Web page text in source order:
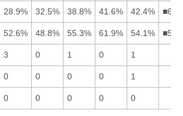
28.9% 32.5% 38.8% 41.6% 42.4%
52.6% 48.8% 55.3% 61.9% 54.1%
3 0 1 0 1
0 0 0 0 1
0 0 0 0 0